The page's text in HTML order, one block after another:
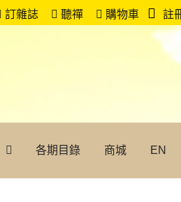
訂雜誌 聽禪 購物車 註
各期目錄 商城 EN